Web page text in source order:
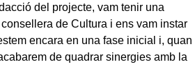
del projecte, vam tenir una
de Cultura i ens vam instar
encara en una fase inicial i, quan
de quadrar sinergies amb la